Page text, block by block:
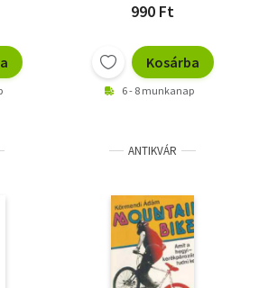
990 Ft
Kosárba
6 - 8 munkanap
ANTIKVÁR